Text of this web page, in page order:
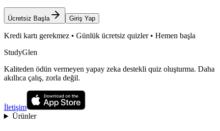
Ücretsiz Başla Giriş Yap
Kredi kartı gerekmez • Günlük ücretsiz quizler • Hemen başla
StudyGlen
Kaliteden ödün vermeyen yapay zeka destekli quiz oluşturma. Daha
akıllıca çalış, zorla değil.
İletişim
Ürünler